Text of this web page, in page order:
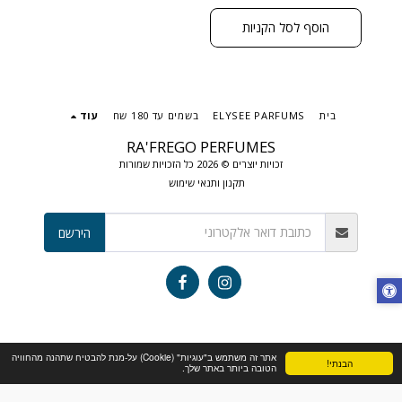
הבנתי!
אתר זה משתמש ב"עוגיות" (Cookie) על-מנת להבטיח שתהנה מהחוויה
הטובה ביותר באתר שלך.
תווים מתובלים, פרחוניים
ובסיס עמוק וחושני ניחוח
שנוכחותו מורגשת ומככבת
בכל חדר. גודל: 50 מ"ל בריכוז :
הוסף לסל הקניות
RA'FREGO PERFUMES
זכויות יוצרים © 2026 כל הזכויות שמורות
תקנון ותנאי שימוש
בית ELYSEE PARFUMS בשמים עד 180 שח עוד
הירשם